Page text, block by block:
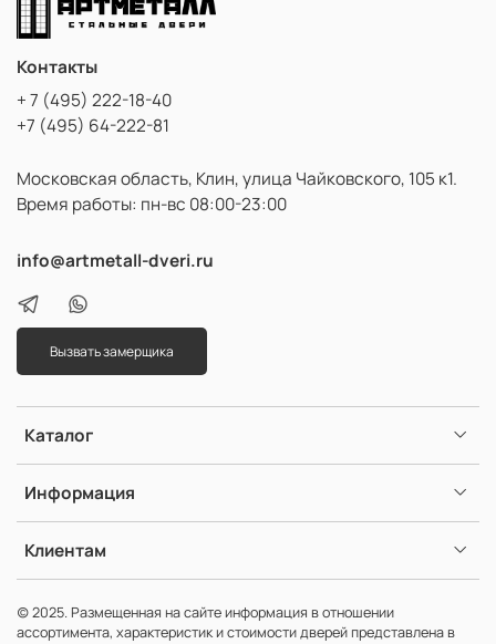
Каталог
Информация
Клиентам
Контакты
+ 7 (495) 222-18-40
+7 (495) 64-222-81
Московская область, Клин, улица Чайковского, 105 к1.
Время работы: пн-вс 08:00-23:00
info@artmetall-dveri.ru
Вызвать замерщика
(c) 2025. Размещенная на сайте информация в отношении
ассортимента, характеристик и стоимости дверей представлена в